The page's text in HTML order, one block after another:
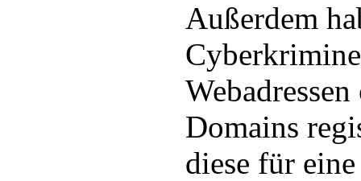
Außerdem
Domains
diese für